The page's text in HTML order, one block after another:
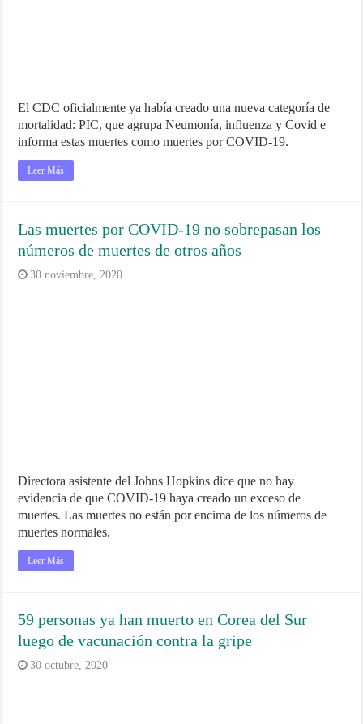
El CDC oficialmente ya había creado una nueva categoría de
mortalidad: PIC, que agrupa Neumonía, influenza y Covid e
informa estas muertes como muertes por COVID-19.
Leer Más
Las muertes por COVID-19 no sobrepasan los
números de muertes de otros años
30 noviembre, 2020
Directora asistente del Johns Hopkins dice que no hay
evidencia de que COVID-19 haya creado un exceso de
muertes. Las muertes no están por encima de los números de
muertes normales.
Leer Más
59 personas ya han muerto en Corea del Sur
luego de vacunación contra la gripe
30 octubre, 2020